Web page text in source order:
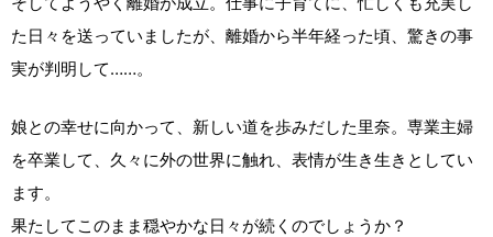
た日々を送っていましたが、離婚から半年経った頃、驚きの事
実が判明して……。
娘との幸せに向かって、新しい道を歩みだした里奈。専業主婦
を卒業して、久々に外の世界に触れ、表情が生き生きとしてい
ます。
果たしてこのまま穏やかな日々が続くのでしょうか？